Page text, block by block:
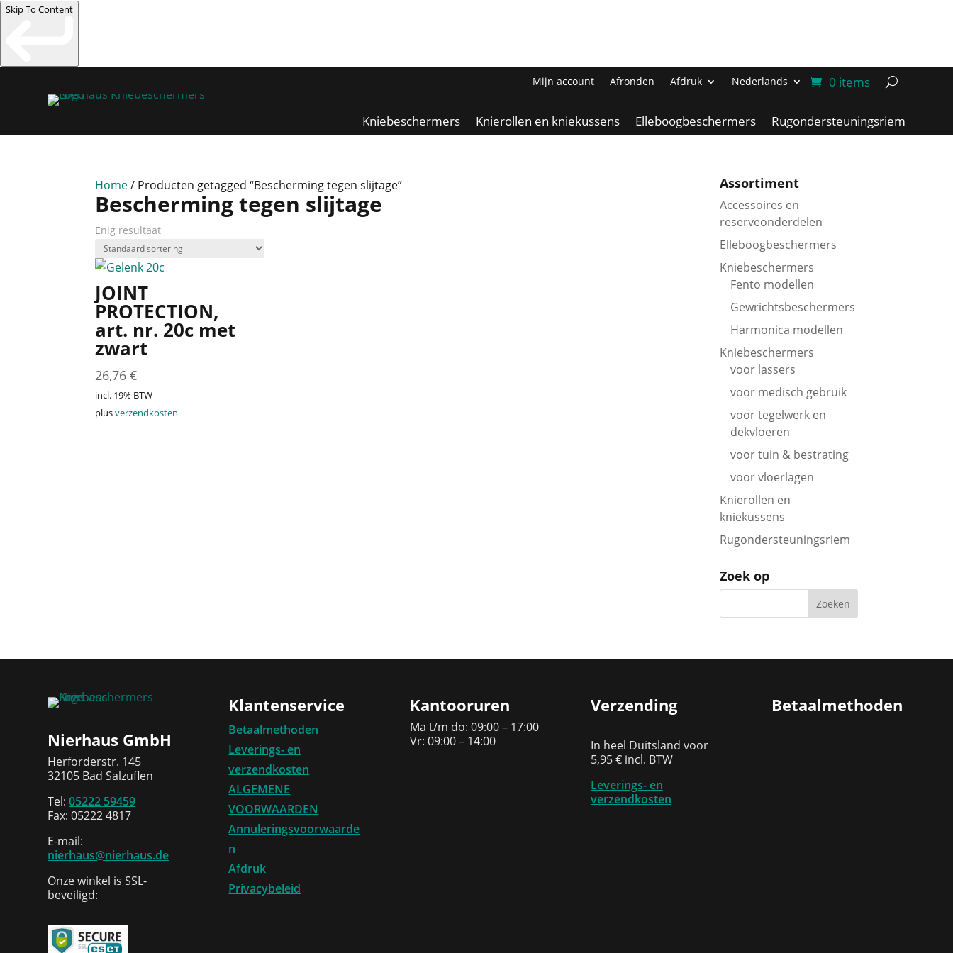
Skip To Content
Mijn account Afronden Afdruk Nederlands 0 items
Kniebeschermers Knierollen en kniekussens Elleboogbeschermers Rugondersteuningsriem
Home/ Producten getagged “Bescherming tegen slijtage”
Bescherming tegen slijtage
Enig resultaat
JOINT
PROTECTION,
art. nr. 20c met
zwart
26,76€
incl. 19% BTW
plusverzendkosten
Assortiment
Accessoires en
reserveonderdelen
Elleboogbeschermers
Kniebeschermers
Fento modellen
Gewrichtsbeschermers
Harmonica modellen
Kniebeschermers
voor lassers
voor medisch gebruik
voor tegelwerk en
dekvloeren
voor tuin & bestrating
voor vloerlagen
Knierollen en
kniekussens
Rugondersteuningsriem
Zoek op
Nierhaus GmbH
Herforderstr. 145
32105 Bad Salzuflen
Tel:05222 59459
Fax: 05222 4817
E-mail:
nierhaus@nierhaus.de
Onze winkel is SSL-
beveiligd:
Klantenservice
Betaalmethoden
Leverings- en
verzendkosten
ALGEMENE
VOORWAARDEN
Annuleringsvoorwaarde
n
Afdruk
Privacybeleid
Kantooruren
Ma t/m do: 09:00 – 17:00
Vr: 09:00 – 14:00
Verzending
In heel Duitsland voor
5,95 € incl. BTW
Leverings- en
verzendkosten
Betaalmethoden